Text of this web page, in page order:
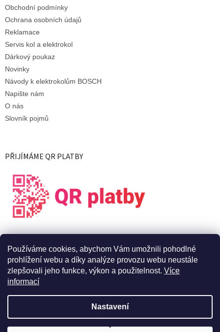
Používáme cookies, abychom Vám umožnili pohodlné
prohlížení webu a díky analýze provozu webu neustále
zlepšovali jeho funkce, výkon a použitelnost. Více
informací
Nastavení
Obchodní podmínky
Ochrana osobních údajů
Reklamace
Servis kol a elektrokol
Dárkový poukaz
Novinky
Návody k elektrokolům BOSCH
Napište nám
O nás
Slovník pojmů
PŘIJÍMÁME QR PLATBY
. Všechna práva vyhrazena.